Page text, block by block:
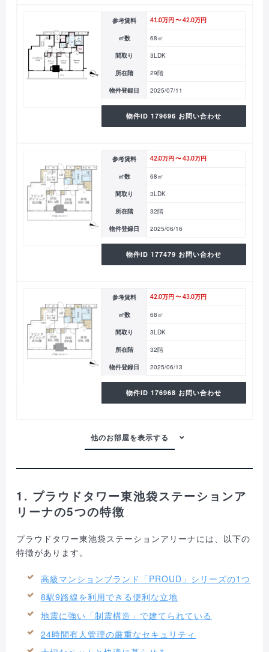
参考賃料 41.0万円 〜 42.0万円
㎡数 68㎡
間取り 3LDK
所在階 29階
物件登録日 2025/07/11
物件ID 179696 お問い合わせ
参考賃料 42.0万円 〜 43.0万円
㎡数 68㎡
間取り 3LDK
所在階 32階
物件登録日 2025/06/16
物件ID 177479 お問い合わせ
参考賃料 42.0万円 〜 43.0万円
㎡数 68㎡
間取り 3LDK
所在階 32階
物件登録日 2025/06/13
物件ID 176968 お問い合わせ
1. プラウドタワー東池袋ステーションア
リーナの5つの特徴
プラウドタワー東池袋ステーションアリーナには、以下の
特徴があります。
高級マンションブランド「PROUD」シリーズの1つ
8駅9路線を利用できる便利な立地
地震に強い「制震構造」で建てられている
24時間有人管理の厳重なセキュリティ